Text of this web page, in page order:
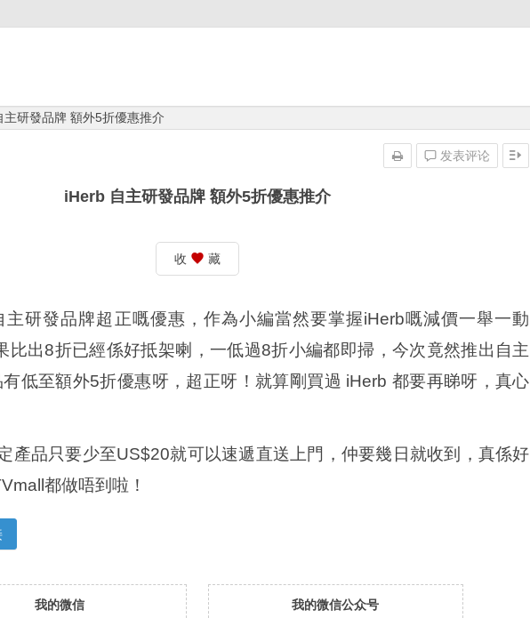
主研發品牌 額外5折優惠推介
iHerb 自主研發品牌 額外5折優惠推介
发表评论
收 藏
主研發品牌超正嘅優惠，作為小編當然要掌握iHerb嘅減價一舉一動
比出8折已經係好抵架喇，一低過8折小編都即掃，今次竟然推出自主
低至額外5折優惠呀，超正呀！就算剛買過 iHerb 都要再睇呀，真心
產品只要少至US$20就可以速遞直送上門，仲要幾日就收到，真係好
都做唔到啦！
我的微信
我的微信公众号